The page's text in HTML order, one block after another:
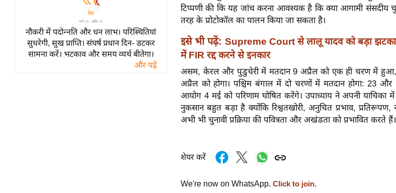
व्रत
त्योहार
राशिफल
विशेष
नौकरी में पदोन्नति और धन लाभ। परिस्थितियां
सुधरेगी, सुख प्राप्ति। संघर्ष प्रधान दिन- डटकर
सामना करें। भटकाव और समय व्यर्थ बीतेगा।
और पढ़ें
टिप्पणी की कि यह जांच करना आवश्यक है कि क्या आगामी संसदीय
तरह के प्रोटोकॉल का पालन किया जा सकता है।
इसे भी पढ़ें: Supreme Court से लालू यादव को बड़ा
में FIR रद्द करने से इनकार
असम, केरल और पुडुचेरी में मतदान 9 अप्रैल को एक ही चरण में हुआ,
अप्रैल को होगा। पश्चिम बंगाल में दो चरणों में मतदान होगा: 23
आयोग 4 मई को परिणाम घोषित करेंगे। उपाध्याय ने अपनी याचिका में
नुकसान बहुत बड़ा है क्योंकि रिश्वतखोरी, अनुचित प्रभाव,
अभी भी चुनावी प्रक्रिया की पवित्रता और अखंडता को प्रभावित करते हैं।
शेयर करें
We're now on WhatsApp. Click to join.